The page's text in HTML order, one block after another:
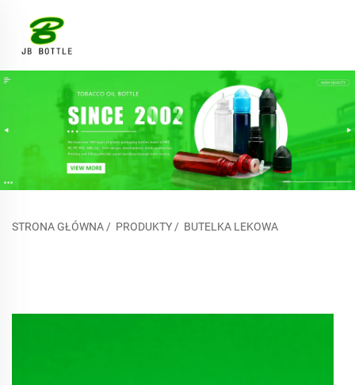
STRONA GŁÓWNA/ PRODUKTY/ BUTELKA LEKOWA